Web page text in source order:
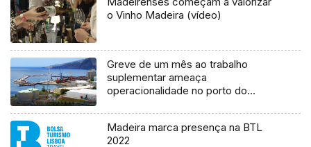
o Vinho Madeira (vídeo)
Greve de um mês ao trabalho
suplementar ameaça
operacionalidade no porto do
Madeira marca presença na BTL
2022